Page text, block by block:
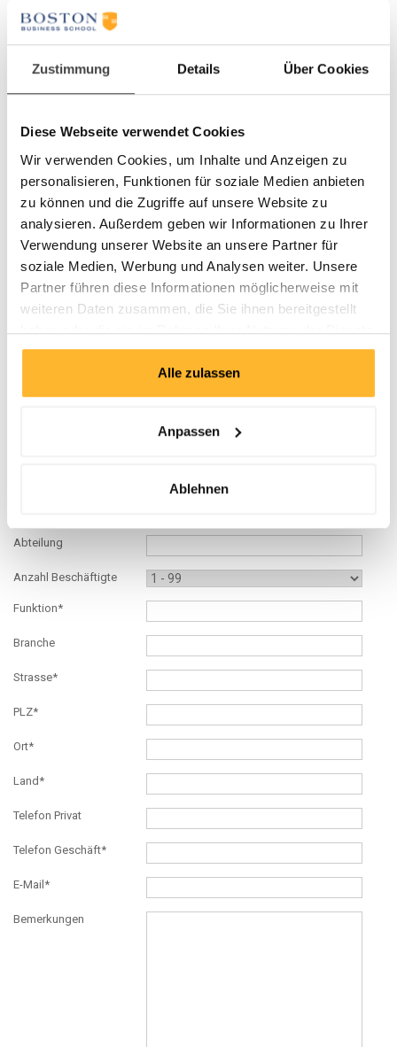
Zustimmung Details Über Cookies
Diese Webseite verwendet Cookies
Wir verwenden Cookies, um Inhalte und Anzeigen zu
personalisieren, Funktionen für soziale Medien anbieten
zu können und die Zugriffe auf unsere Website zu
analysieren. Außerdem geben wir Informationen zu Ihrer
Verwendung unserer Website an unsere Partner für
soziale Medien, Werbung und Analysen weiter. Unsere
Partner führen diese Informationen möglicherweise mit
weiteren Daten zusammen, die Sie ihnen bereitgestellt
haben oder die sie im Rahmen Ihrer Nutzung der Dienste
gesammelt haben.
Alle zulassen
Anpassen
Ablehnen
Daten
26.04.2027 - 29.04.2027, St. Gallen
Gebühr
EUR 6'500.- / CHF 5'900.- (zzgl. MwSt.)
B6727-E
Sprache
Englisch
Daten
EUR 6'500.- / CHF 5'900.- (zzgl. MwSt.)
Kontaktdaten
Programmname* Leadership für Executives
B6726-E
Startdatum* 31.08.2026
Abteilung
Anzahl Beschäftigte
Funktion*
Branche
Strasse*
PLZ*
Ort*
Land*
Telefon Privat
Telefon Geschäft*
E-Mail*
Bemerkungen